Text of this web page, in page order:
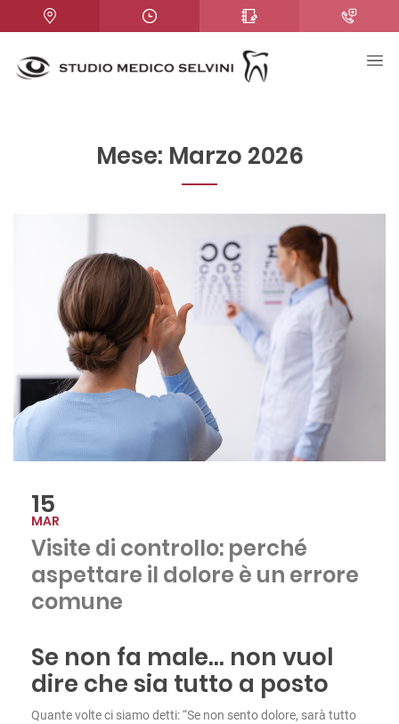
Mese: Marzo 2026
15
MAR
Visite di controllo: perché
aspettare il dolore è un errore
comune
Se non fa male… non vuol
dire che sia tutto a posto
Quante volte ci siamo detti: “Se non sento dolore, sarà tutto